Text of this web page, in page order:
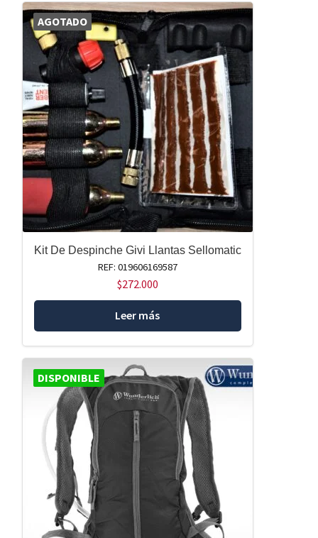
AGOTADO
Kit De Despinche Givi Llantas Sellomatic
REF: 019606169587
$272.000
Leer más
DISPONIBLE